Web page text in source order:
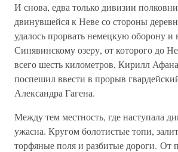
И снова, едва только дивизии
двинувшейся к Неве со стороны
удалось прорвать немецкую оборону и
Синявинскому озеру, от которого до
всего шесть километров, Кирилл
поспешил ввести в прорыв
Александра Гагена.
Между тем местность, где наступала
ужасна. Кругом болотистые топи,
торфяные поля и разбитые дороги. От